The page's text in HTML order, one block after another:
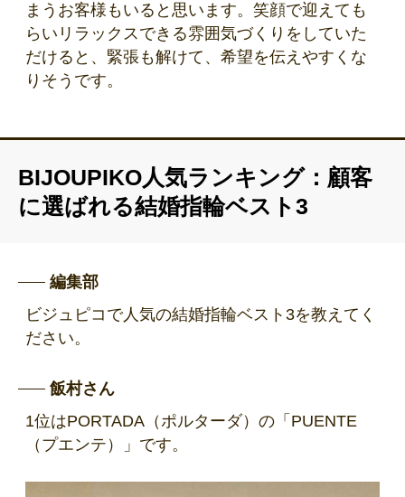
まうお客様もいると思います。笑顔で迎えても
らいリラックスできる雰囲気づくりをしていた
だけると、緊張も解けて、希望を伝えやすくな
りそうです。
BIJOUPIKO人気ランキング：顧客
に選ばれる結婚指輪ベスト3
編集部
ビジュピコで人気の結婚指輪ベスト3を教えてく
ださい。
飯村さん
1位はPORTADA（ポルターダ）の「PUENTE
（プエンテ）」です。